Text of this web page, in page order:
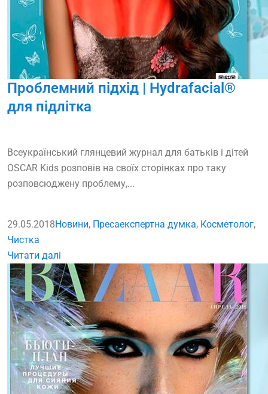
Проблемний підхід | Hydrafacial®
для підлітка
Всеукраїнський глянцевий журнал для батьків і дітей
OSCAR Kids розповів на своїх сторінках про таку
розповсюджену проблему,...
29.05.2018Новини, Пресаекспертна думка, Косметолог,
Чистка
Читати далі